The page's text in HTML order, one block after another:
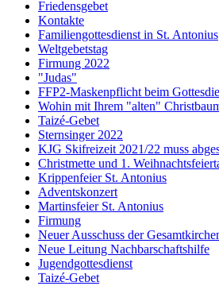
Friedensgebet
Kontakte
Familiengottesdienst in St. Antonius
Weltgebetstag
Firmung 2022
"Judas"
FFP2-Maskenpflicht beim
Wohin mit Ihrem "alten"
Taizé-Gebet
Sternsinger 2022
KJG Skifreizeit 2021/22 muss
Christmette und 1.
Krippenfeier St. Antonius
Adventskonzert
Martinsfeier St. Antonius
Firmung
Neuer Ausschuss der
Neue Leitung Nachbarschaftshilfe
Jugendgottesdienst
Taizé-Gebet